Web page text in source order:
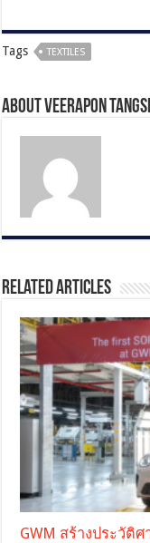
Tags TEXTILES
About Veerapon
Related Articles
GWM สร้างประวัติ